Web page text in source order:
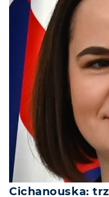
Cichanouska: